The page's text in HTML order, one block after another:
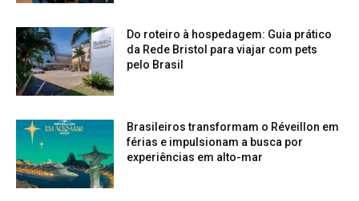
Do roteiro à hospedagem: Guia prático
da Rede Bristol para viajar com pets
pelo Brasil
Brasileiros transformam o Réveillon em
férias e impulsionam a busca por
experiências em alto-mar